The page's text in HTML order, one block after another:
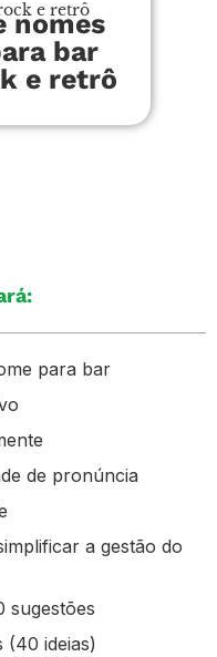
e retrô
nomes
bar
e retrô
para bar
de pronúncia
a gestão do
sugestões
(40 ideias)